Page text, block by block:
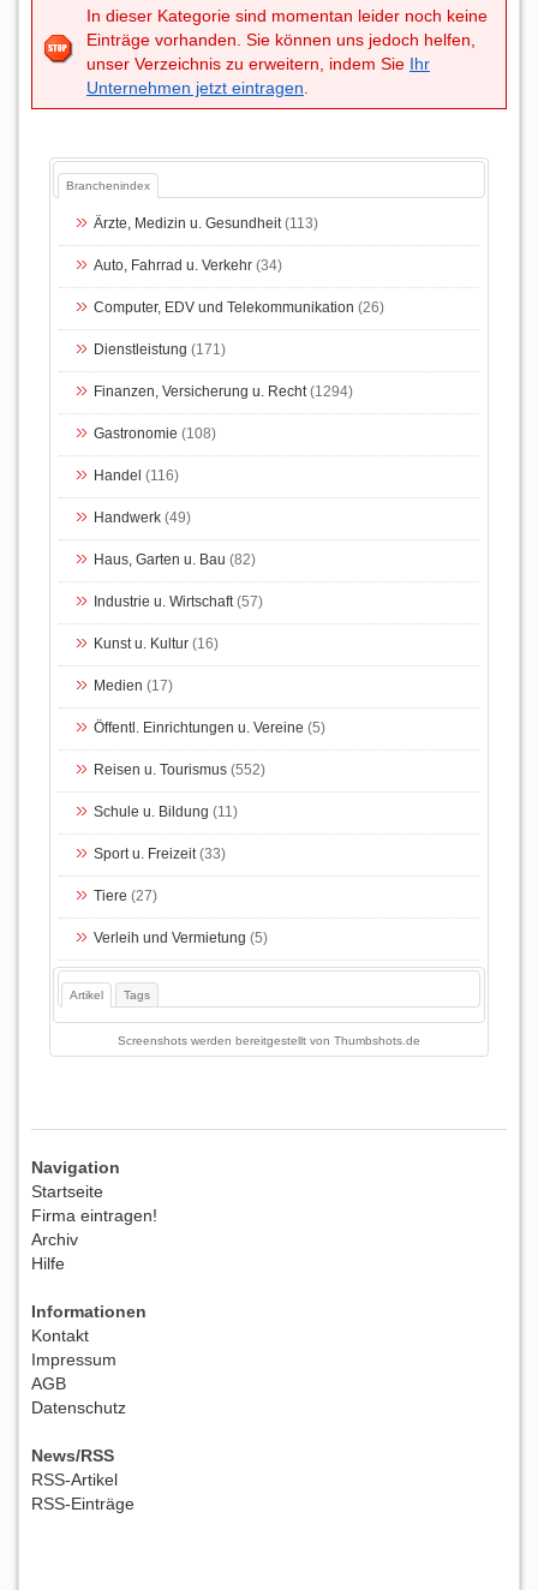
In dieser Kategorie sind momentan leider noch keine
Einträge vorhanden. Sie können uns jedoch helfen,
unser Verzeichnis zu erweitern, indem Sie Ihr
Unternehmen jetzt eintragen
Branchenindex
Ärzte, Medizin u. Gesundheit(113)
Auto, Fahrrad u. Verkehr (34)
Computer, EDV und Telekommunikation (26)
Dienstleistung (171)
Finanzen, Versicherung u. Recht(1294)
Gastronomie (108)
Handel (116)
Handwerk (49)
Haus, Garten u. Bau (82)
Industrie u. Wirtschaft(57)
Kunst u. Kultur (16)
Medien (17)
Öffentl. Einrichtungen u. Vereine (5)
Reisen u. Tourismus (552)
Schule u. Bildung (11)
Sport u. Freizeit(33)
Tiere (27)
Verleih und Vermietung (5)
Artikel Tags
Screenshots werden bereitgestellt von Thumbshots.de
Navigation
Startseite
Firma eintragen!
Archiv
Hilfe
Informationen
Kontakt
Impressum
AGB
Datenschutz
News/RSS
RSS-Artikel
RSS-Einträge